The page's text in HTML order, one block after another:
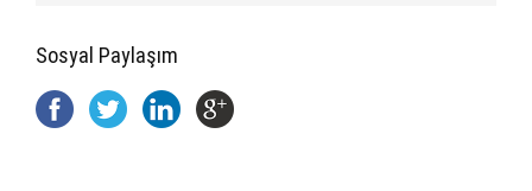
Sosyal Paylaşım